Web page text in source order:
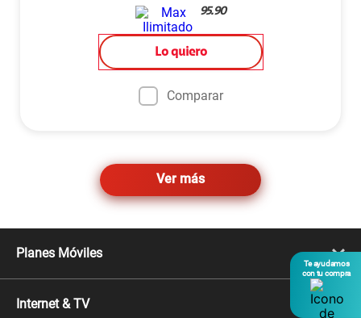
Te ayudamos
con tu compra
95.90
Lo quiero
Comparar
Ver más
Planes Móviles
Línea Nueva
Línea Adicional
Internet & TV